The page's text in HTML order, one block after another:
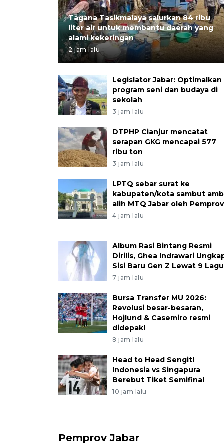
Tagana Tasikmalaya salurkan 84 ribu
liter air untuk membantu daerah yang
alami kekeringan
2 jam lalu
Legislator Jabar: Optimalkan
program seni dan budaya di
sekolah
3 jam lalu
DTPHP Cianjur mencatat
serapan GKG mencapai 577
ribu ton
3 jam lalu
LPTQ sebar surat ke
kabupaten/kota sambut
alih MTQ Jabar oleh Pemprov
4 jam lalu
Album Rasi Bintang Resmi
Dirilis, Ghea Indrawari
Sisi Baru Gen Z Lewat 9
7 jam lalu
Bursa Transfer MU 2026:
Revolusi besar-besaran,
Hojlund & Casemiro resmi
didepak!
8 jam lalu
Head to Head Sengit!
Indonesia vs Singapura
Berebut Tiket Semifinal
10 jam lalu
Pemprov Jabar